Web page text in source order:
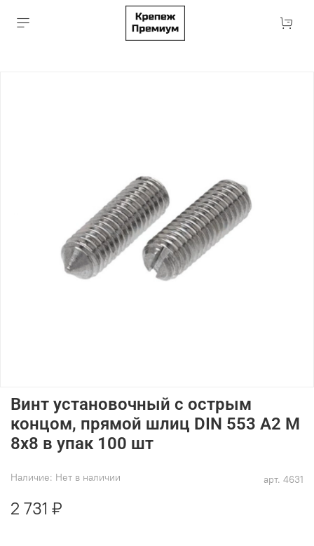
арт. 4631
Наличие: Нет в наличии
Винт установочный с острым
концом, прямой шлиц DIN 553 А2 M
8х8 в упак 100 шт
2 731 ₽